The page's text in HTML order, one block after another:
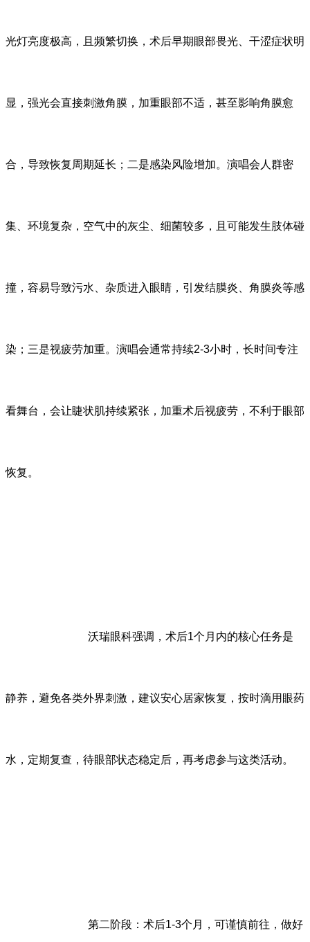
光灯亮度极高，且频繁切换，术后早期眼部畏光、干涩症状明
显，强光会直接刺激角膜，加重眼部不适，甚至影响角膜愈
合，导致恢复周期延长；二是感染风险增加。演唱会人群密
集、环境复杂，空气中的灰尘、细菌较多，且可能发生肢体碰
撞，容易导致污水、杂质进入眼睛，引发结膜炎、角膜炎等感
染；三是视疲劳加重。演唱会通常持续2-3小时，长时间专注
看舞台，会让睫状肌持续紧张，加重术后视疲劳，不利于眼部
恢复。
沃瑞眼科强调，术后1个月内的核心任务是
静养，避免各类外界刺激，建议安心居家恢复，按时滴用眼药
水，定期复查，待眼部状态稳定后，再考虑参与这类活动。
第二阶段：术后1-3个月，可谨慎前往，做好